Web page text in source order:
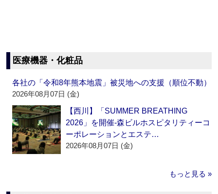
医療機器・化粧品
各社の「令和8年熊本地震」被災地への支援（順位不動）
2026年08月07日 (金)
【西川】「SUMMER BREATHING
2026」を開催‐森ビルホスピタリティーコ
ーポレーションとエステ…
2026年08月07日 (金)
もっと見る »